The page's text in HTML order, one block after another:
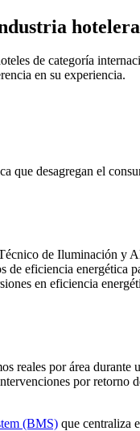
hotelera
de categoría
en su experiencia.
que desagregan el
de Iluminación y
eficiencia energética
en eficiencia
reales por área
por
(BMS) que centraliza